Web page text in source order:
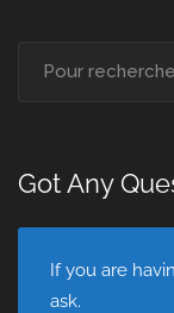
Got Any
If you are
ask.